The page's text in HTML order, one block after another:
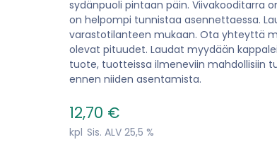
sydänpuoli pintaan päin. Viivakooditarra
on helpompi tunnistaa asennettaessa.
varastotilanteen mukaan. Ota yhteyttä
olevat pituudet. Laudat myydään
tuote, tuotteissa ilmeneviin mahdollisiin
ennen niiden asentamista.
12,70 €
kpl Sis. ALV 25,5 %